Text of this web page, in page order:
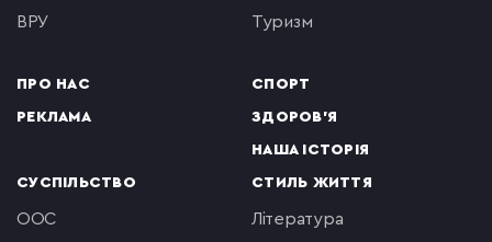
ВРУ
ПРО НАС
РЕКЛАМА
туризм
СПОРТ
ЗДОРОВ'Я
НАША ІСТОРІЯ
СУСПІЛЬСТВО
ООС
СТИЛЬ ЖИТТЯ
література